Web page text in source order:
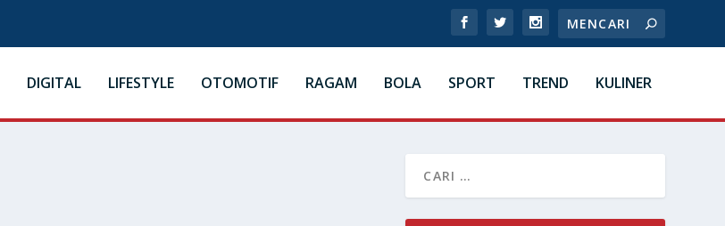
DIGITAL LIFESTYLE OTOMOTIF RAGAM BOLA SPORT TREND KULINER